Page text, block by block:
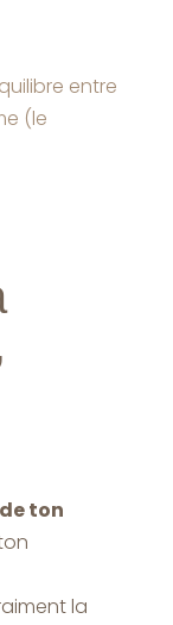
entre
(le
ton
la